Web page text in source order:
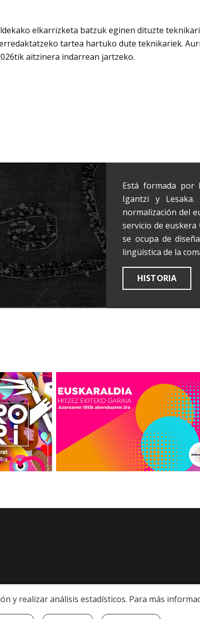
elkarrizketa batzuk eginen dituzte
tartea hartuko dute teknikariek.
aitzinera indarrean jartzeko.
Está formada por
Igantzi y
normalización del
servicio de
se ocupa de
lingüística de la
HISTORIA
y realizar análisis estadísticos. Para más